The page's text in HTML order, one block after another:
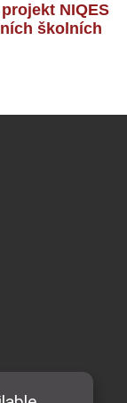
NIQES
školních